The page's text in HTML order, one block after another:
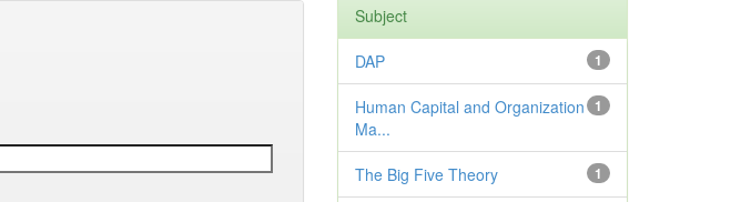
Subject
1
DAP
1
Human Capital and Organization
Ma...
1
The Big Five Theory